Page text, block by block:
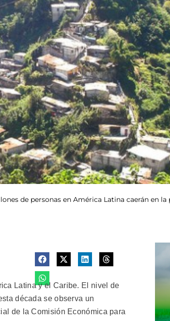
de personas en América Latina caerán en la
Latina y el Caribe. El nivel de
década se observa un
de la Comisión Económica para